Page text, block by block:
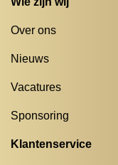
Over ons
Nieuws
Vacatures
Sponsoring
Klantenservice